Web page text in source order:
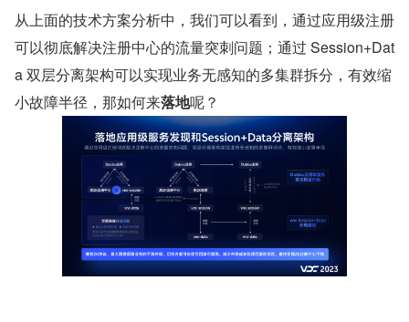
从上面的技术方案分析中，我们可以看到，通过应用级注册
可以彻底解决注册中心的流量突刺问题；通过 Session+Dat
a 双层分离架构可以实现业务无感知的多集群拆分，有效缩
小故障半径，那如何来落地呢？